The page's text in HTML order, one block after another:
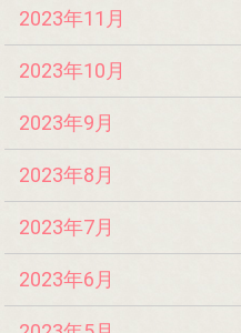
2023年11月
2023年10月
2023年9月
2023年8月
2023年7月
2023年6月